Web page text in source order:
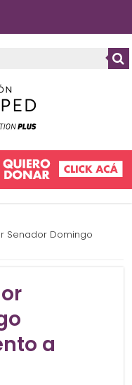
Senador Domingo
a